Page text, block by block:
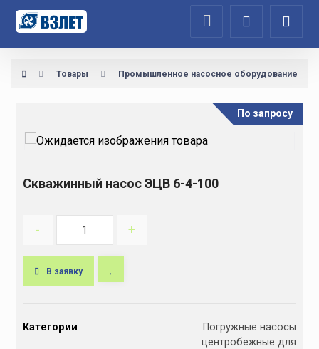
Товары Промышленное насосное оборудование
Скважинный насос ЭЦВ 6-4-100
По запросу
- +
В заявку
tКатегории
Погружные насосы
центробежные для